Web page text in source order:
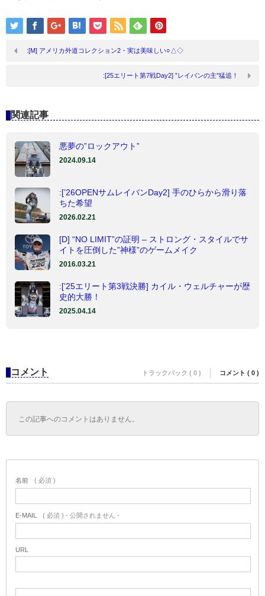
:[M] アメリカ外道コレクション2・実は美味しい○△◇
:[25エリート第7戦Day2] ”レイバンの主”猛追！
関連記事
悪夢の”ロックアウト”
2024.09.14
:[’26OPENサムレイバンDay2] 手のひらから滑り落
ちた希望
2026.02.21
[D] “NO LIMIT”の証明 – ストロング・スタイルでサ
イトを圧倒した”神様”のゲームメイク
2016.03.21
:[’25エリート第3戦決勝] カイル・ウェルチャーが歴
史的大勝！
2025.04.14
コメント トラックバック ( 0 ) コメント ( 0 )
この記事へのコメントはありません。
名前 ( 必須 )
E-MAIL ( 必須 ) - 公開されません -
URL